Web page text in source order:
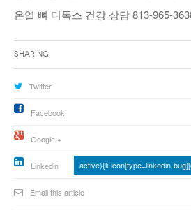
온열 뼈 디톡스 건강 상담 813-965-
Sharing
Twitter
Facebook
Google +
Linkedin active){li-icon[type=linkedin-
Email this article